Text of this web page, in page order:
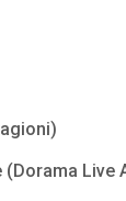
(Dorama Live